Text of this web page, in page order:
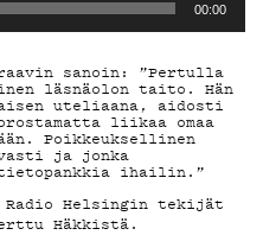
00:00
sanoin: ”Pertulla
läsnäolon taito. Hän
uteliaana, aidosti
liikaa omaa
Poikkeuksellinen
ja jonka
ihailin.”
Radio Helsingin tekijät
Häkkistä.